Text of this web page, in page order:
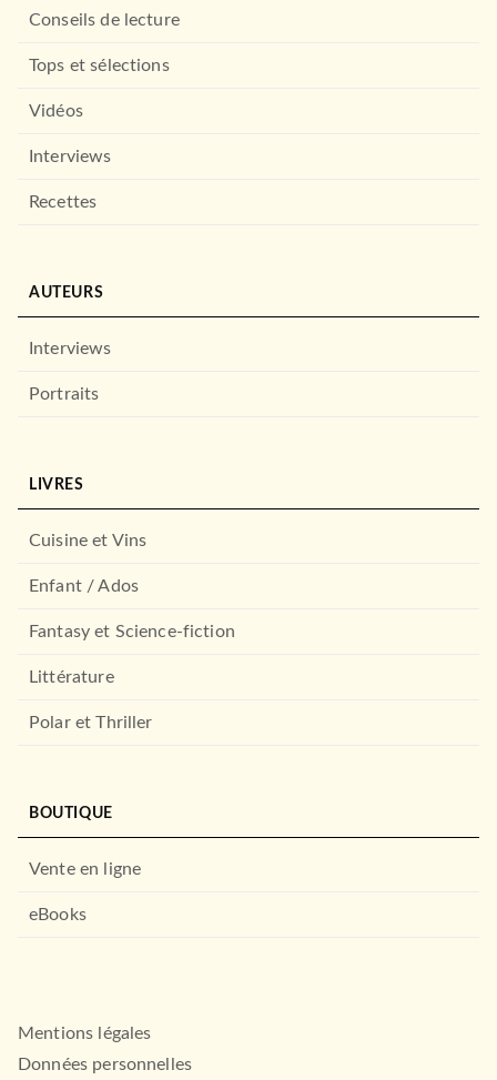
Conseils de lecture
Tops et sélections
Vidéos
Interviews
Recettes
AUTEURS
Interviews
Portraits
LIVRES
Cuisine et Vins
Enfant / Ados
Fantasy et Science-fiction
Littérature
Polar et Thriller
BOUTIQUE
Vente en ligne
eBooks
Mentions légales
Données personnelles